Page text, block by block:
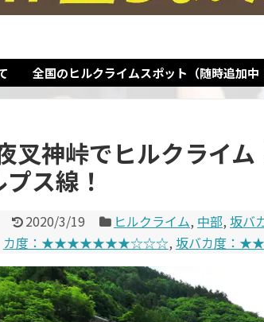
全国のヒルクライムスポット（随時追加中
神峠でヒルクライム
ス線！
2020/3/19 ヒルクライム, 中部, 坂
カ度：★★★★★★★☆☆☆, 坂バカ度